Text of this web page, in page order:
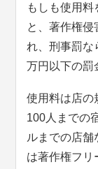
もしも使用
と、著作権侵
れ、刑事罰な
万円以下の罰
使用料は店の
100人までの
ルまでの店
は著作権フリ